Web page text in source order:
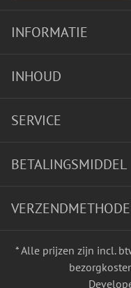
INFORMATIE
INHOUD
SERVICE
BETALINGSMIDDEL
VERZENDMETHODE
* Alle prijzen zijn incl.